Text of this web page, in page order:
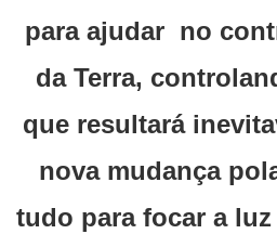
para ajudar no
da Terra,
que resultará
nova mudança
tudo para focar a